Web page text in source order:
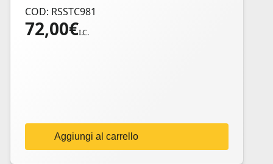
COD: RSSTC981
72,00€I.C.
Aggiungi al carrello